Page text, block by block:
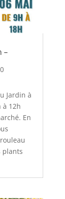
–
Jardin à
à 12h
En
plants